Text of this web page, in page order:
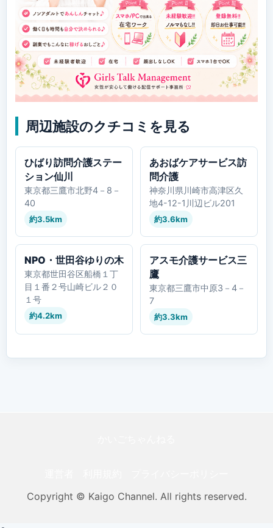
周辺施設のクチコミを見る
ひばり訪問介護ステー
ション仙川
東京都三鷹市北野4－8－
40
約3.5km
あおばケアサービス訪
問介護
神奈川県川崎市高津区久
地4-12-1川辺ビル201
約3.6km
NPO・世田谷ゆりの木
東京都世田谷区船橋１丁
目１番２号山崎ビル２０
１号
約4.2km
アスモ介護サービス三
鷹
東京都三鷹市中原3－4－
7
約3.3km
Copyright © Kaigo Channel. All rights reserved.